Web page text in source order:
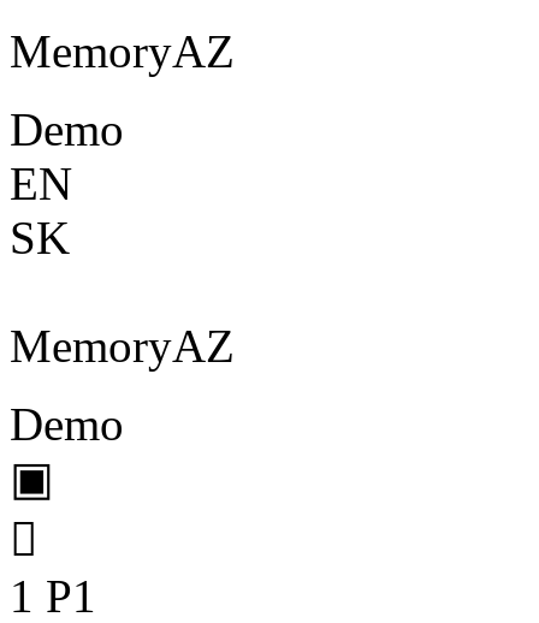
MemoryAZ
Demo
EN
SK
MemoryAZ
Demo
▣

1 P1